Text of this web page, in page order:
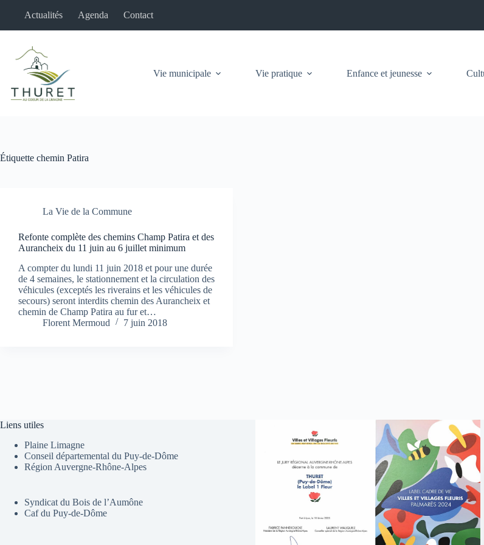
Actualités Agenda Contact
Vie municipale Vie pratique Enfance et jeunesse
Étiquette chemin Patira
La Vie de la Commune
Refonte complète des chemins Champ Patira et des
Aurancheix du 11 juin au 6 juillet minimum
A compter du lundi 11 juin 2018 et pour une durée
de 4 semaines, le stationnement et la circulation des
véhicules (exceptés les riverains et les véhicules de
secours) seront interdits chemin des Aurancheix et
chemin de Champ Patira au fur et…
Florent Mermoud
7 juin 2018
Liens utiles
Plaine Limagne
Conseil départemental du Puy-de-Dôme
Région Auvergne-Rhône-Alpes
Syndicat du Bois de l’Aumône
Caf du Puy-de-Dôme